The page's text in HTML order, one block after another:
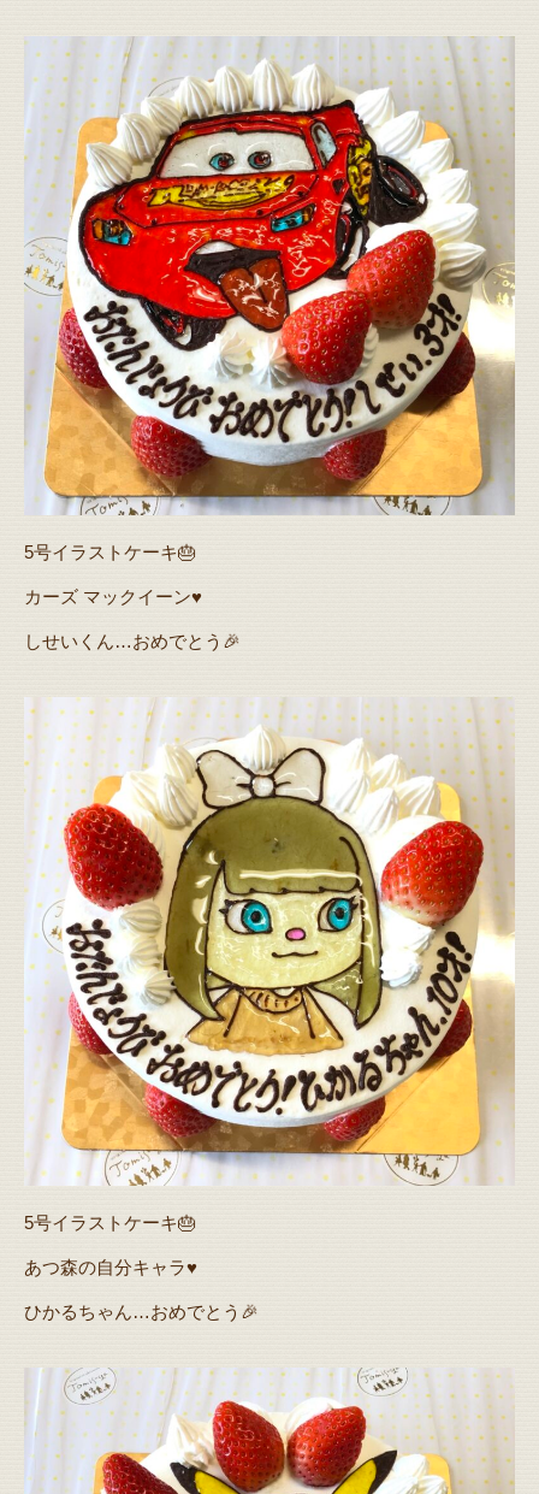
5号イラストケーキ🎂
カーズ マックイーン♥️
しせいくん…おめでとう🎉
5号イラストケーキ🎂
あつ森の自分キャラ♥️
ひかるちゃん…おめでとう🎉